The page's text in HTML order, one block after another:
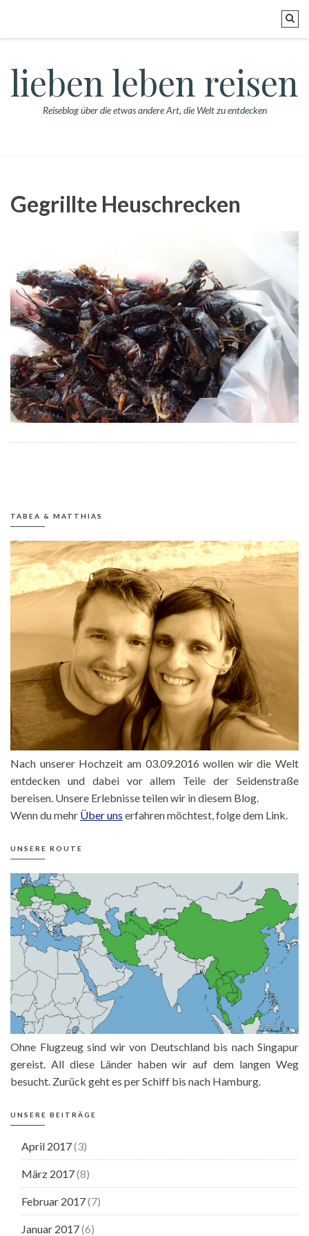
lieben leben reisen
Reiseblog über die etwas andere Art, die Welt zu entdecken
Gegrillte Heuschrecken
TABEA & MATTHIAS
Nach unserer Hochzeit am 03.09.2016 wollen wir die Welt
entdecken und dabei vor allem Teile der Seidenstraße
bereisen. Unsere Erlebnisse teilen wir in diesem Blog.
Wenn du mehr Über uns erfahren möchtest, folge dem Link.
UNSERE ROUTE
Ohne Flugzeug sind wir von Deutschland bis nach Singapur
gereist. All diese Länder haben wir auf dem langen Weg
besucht. Zurück geht es per Schiff bis nach Hamburg.
UNSERE BEITRÄGE
April 2017(3)
März 2017(8)
Februar 2017(7)
Januar 2017(6)